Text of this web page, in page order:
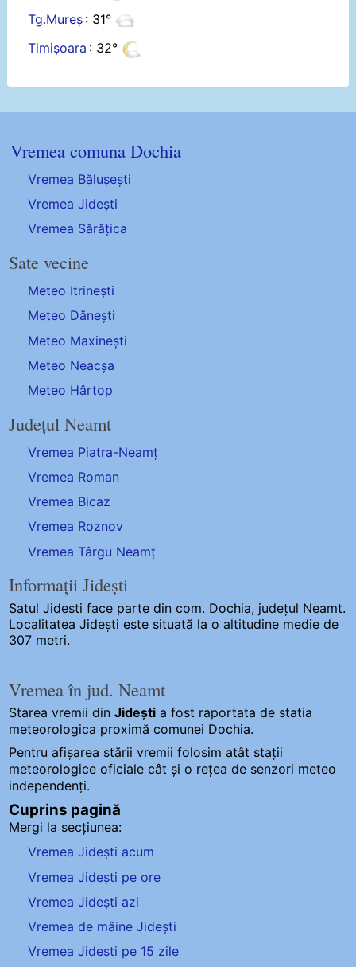
Tg.Mureș : 31°
Timișoara : 32°
Vremea comuna Dochia
Vremea Bălușești
Vremea Jidești
Vremea Sărățica
Sate vecine
Meteo Itrinești
Meteo Dănești
Meteo Maxinești
Meteo Neacșa
Meteo Hârtop
Județul Neamt
Vremea Piatra-Neamț
Vremea Roman
Vremea Bicaz
Vremea Roznov
Vremea Târgu Neamț
Informații Jidești
Satul Jidesti face parte din com. Dochia, județul Neamt.
Localitatea Jidești este situată la o altitudine medie de
307 metri.
Vremea în jud. Neamt
Starea vremii dinJidești a fost raportata de statia
meteorologica proximă comunei Dochia.
Pentru afișarea stării vremii folosim atât stații
meteorologice oficiale cât și o rețea de senzori meteo
independenți.
Cuprins pagină
Mergi la secțiunea:
Vremea Jidești acum
Vremea Jidești pe ore
Vremea Jidești azi
Vremea de mâine Jidești
Vremea Jidesti pe 15 zile